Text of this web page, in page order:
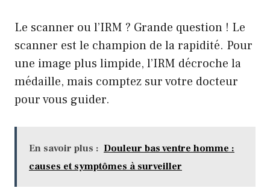
Le scanner ou l’IRM ? Grande question ! Le
scanner est le champion de la rapidité. Pour
une image plus limpide, l’IRM décroche la
médaille, mais comptez sur votre docteur
pour vous guider.
En savoir plus : Douleur bas ventre homme :
causes et symptômes à surveiller